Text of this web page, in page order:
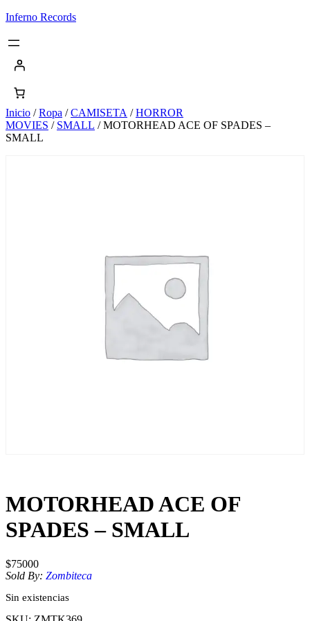
Saltar
contenido
Inferno Records
Inicio /Ropa /CAMISETA /HORROR
MOVIES / SMALL / MOTORHEAD ACE OF SPADES –
SMALL
MOTORHEAD ACE OF
SPADES – SMALL
$75000
Sold By: Zombiteca
Sin existencias